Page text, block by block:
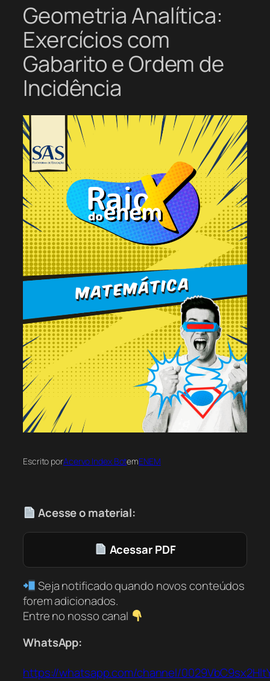
Geometria Analítica:
Exercícios com
Gabarito e Ordem de
Incidência
Escrito porAcervo Index BotemENEM
Acesse o material:
Acessar PDF
Seja notificado quando novos conteúdos
forem adicionados.
Entre no nosso canal
WhatsApp:
https://whatsapp.com/channel/